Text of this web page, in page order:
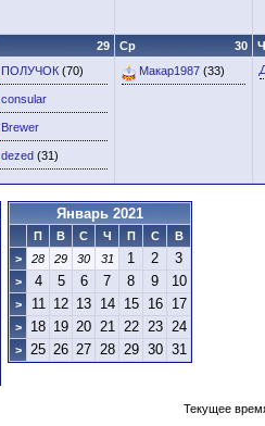
29
ПОЛУЧОК (70)
consular
Brewer
dezed (31)
30
Ср
Макар1987 (33)
Январь 2021
П В С Ч П С
В
>
28 29 30 31 1 2 3
> 4 5 6 7 8 9 10
> 11 12 13 14 15 16 17
> 18 19 20 21 22 23 24
> 25 26 27 28 29 30 31
Текущее